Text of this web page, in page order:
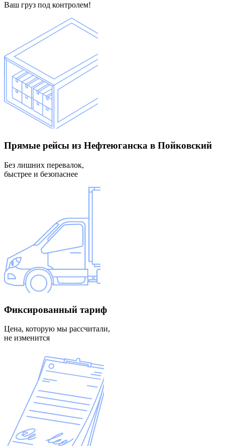
Ваш груз под контролем!
Прямые рейсы из Нефтеюганска в Пойковский
Без лишних перевалок,
быстрее и безопаснее
Фиксированный тариф
Цена, которую мы рассчитали,
не изменится